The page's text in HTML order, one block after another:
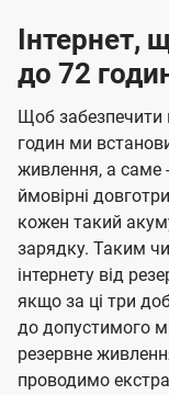
Інтернет,
до 72
Щоб
годин ми
живлення, а саме
ймовірні
кожен такий
зарядку. Таким
інтернету від
якщо за ці три
до допустимого
резервне
проводимо